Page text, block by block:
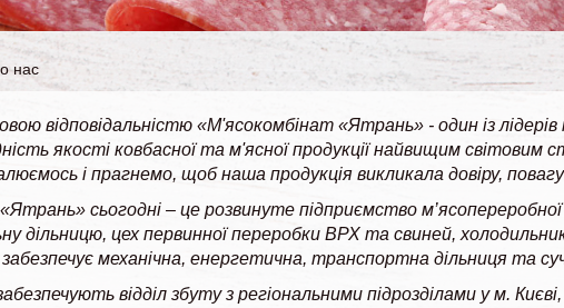
нас
відповідальністю «М'ясокомбінат «Ятрань» - один із лідерів
якості ковбасної та м'ясної продукції найвищим світовим
і прагнемо, щоб наша продукція викликала довіру,
сьогодні – це розвинуте підприємство
дільницю, цех первинної переробки ВРХ та свиней,
механічна, енергетична, транспортна дільниця та
відділ збуту з регіональними підрозділами у м.